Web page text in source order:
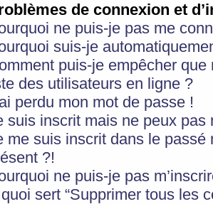
de connexion et
ne puis-je pas me
suis-je
puis-je empêcher
des utilisateurs en ligne ?
perdu mon mot de passe !
suis inscrit mais ne peux pas
me suis inscrit dans le
?!
ne puis-je pas
sert “Supprimer tous les